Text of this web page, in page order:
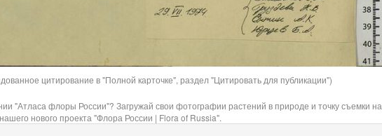
цитирование в "Полной карточке", раздел "Цитировать для публикации")
"Атласа флоры России"? Загружай свои фотографии растений в природе и точку съемки на
нового проекта "Флора России | Flora of Russia".